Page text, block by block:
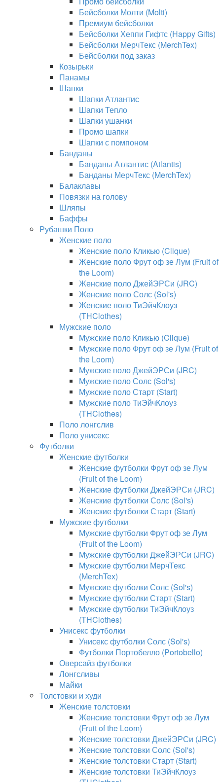
Бейсболки Молти (Molti)
Премиум бейсболки
Бейсболки Хеппи Гифтс (Happy Gifts)
Бейсболки МерчТекс (MerchTex)
Бейсболки под заказ
Козырьки
Панамы
Шапки
Шапки Атлантис
Шапки Тепло
Шапки ушанки
Промо шапки
Шапки с помпоном
Банданы
Банданы Атлантис (Atlantis)
Банданы МерчТекс (MerchTex)
Балаклавы
Повязки на голову
Шляпы
Баффы
Рубашки Поло
Женские поло
Женские поло Кликью (Clique)
Женские поло Фрут оф зе Лум (Fruit of
the Loom)
Женские поло ДжейЭРСи (JRC)
Женские поло Солс (Sol's)
Женские поло ТиЭйчКлоуз
(THClothes)
Мужские поло
Мужские поло Кликью (Clique)
Мужские поло Фрут оф зе Лум (Fruit of
the Loom)
Мужские поло ДжейЭРСи (JRC)
Мужские поло Солс (Sol's)
Мужские поло Старт (Start)
Мужские поло ТиЭйчКлоуз
(THClothes)
Поло лонгслив
Поло унисекс
Футболки
Женские футболки
Женские футболки Фрут оф зе Лум
(Fruit of the Loom)
Женские футболки ДжейЭРСи (JRC)
Женские футболки Солс (Sol's)
Женские футболки Старт (Start)
Мужские футболки
Мужские футболки Фрут оф зе Лум
(Fruit of the Loom)
Мужские футболки ДжейЭРСи (JRC)
Мужские футболки МерчТекс
(MerchTex)
Мужские футболки Солс (Sol's)
Мужские футболки Старт (Start)
Мужские футболки ТиЭйчКлоуз
(THClothes)
Унисекс футболки
Унисекс футболки Солс (Sol's)
Футболки Портобелло (Portobello)
Оверсайз футболки
Лонгсливы
Майки
Толстовки и худи
Женские толстовки
Женские толстовки Фрут оф зе Лум
(Fruit of the Loom)
Женские толстовки ДжейЭРСи (JRC)
Женские толстовки Солс (Sol's)
Женские толстовки Старт (Start)
Женские толстовки ТиЭйчКлоуз